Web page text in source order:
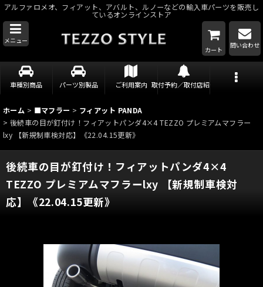
アルファロメオ、フィアット、アバルト、ルノーなどの輸入車パーツを販売し
ているオンラインストア
メニュー
カート
問い合わせ
車種別商品 パーツ別製品 ご利用案内 取付予約／取付店紹介
ホーム > ■マフラー > フィアット PANDA
> 後続車の目が釘付け！フィアットパンダ4×4 TEZZO プレミアムマフラー
lxy 【新規制車検対応】《22.04.15更新》
後続車の目が釘付け！フィアットパンダ4×4
TEZZO プレミアムマフラーlxy 【新規制車検対
応】《22.04.15更新》